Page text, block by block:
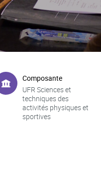
Composante
UFR Sciences et
techniques des
activités physiques et
sportives